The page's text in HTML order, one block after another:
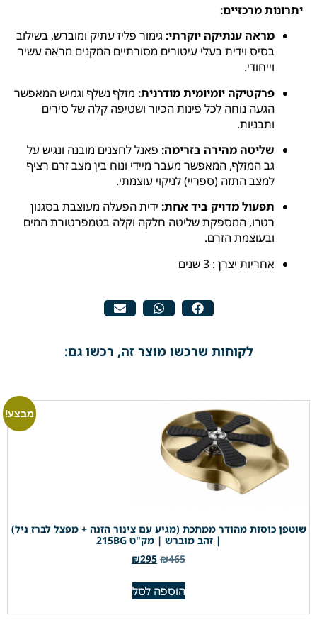
יתרונות מרכזיים:
מראה ענתיקה יוקרתי: גימור פליז עתיק ומוברש, בשילוב
בסיס וידית בעלי עיטורים מסורתיים המקנים מראה עשיר
וייחודי.
פרקטיקה יומיומית מודרנית: מזלף נשלף וגמיש המאפשר
הגעה נוחה לכל פינות הכיור ושטיפה קלה של סירים
ותבניות.
שליטה מהירה בזרימה: פאנל לחצנים מובנה ונגיש על
גב המזלף, המאפשר מעבר מיידי ונוח בין מצב זרם רציף
למצב התזה (ספריי) לניקוי עוצמתי.
תפעול מדויק ביד אחת: ידית הפעלה מעוצבת בסגנון
רטרו, המספקת שליטה חלקה וקלה בטמפרטורת המים
ובעוצמת הזרם.
אחריות יצרן : 3 שנים
לקוחות שרכשו מוצר זה, רכשו גם:
מבצע!
שוטפן כוסות מהודר ממתכת (מגיע עם צינור הזנה + מפצל לברז ניל)
| זהב מוברש | מק"ט 215BG
₪465
₪295
הוספה לסל